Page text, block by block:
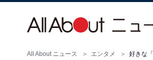
All About ニュース エンタメ 好きな